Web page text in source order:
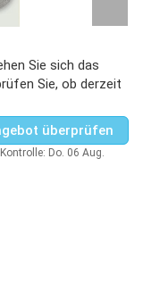
Sie sich das
Sie, ob derzeit
überprüfen
Do. 06 Aug.